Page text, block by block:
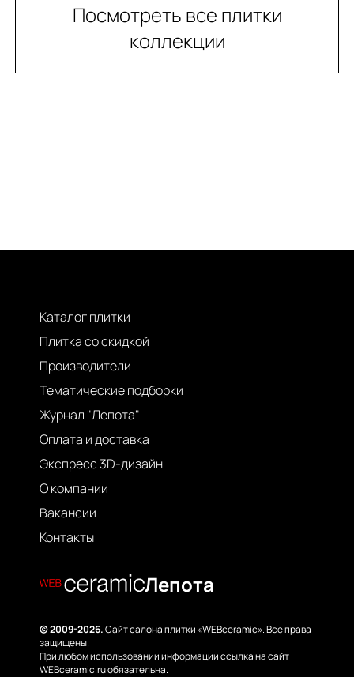
Посмотреть все плитки
коллекции
Каталог плитки
Плитка со скидкой
Производители
Тематические подборки
Журнал "Лепота"
Оплата и доставка
Экспресс 3D-дизайн
О компании
Вакансии
Контакты
© 2009-2026.Сайт салона плитки «WEBceramic». Все права
защищены.
При любом использовании информации ссылка на сайт
WEBceramic.ru обязательна.
Лепота